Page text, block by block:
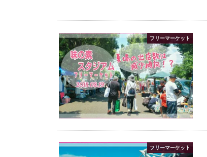
フリーマーケット
フリーマーケット